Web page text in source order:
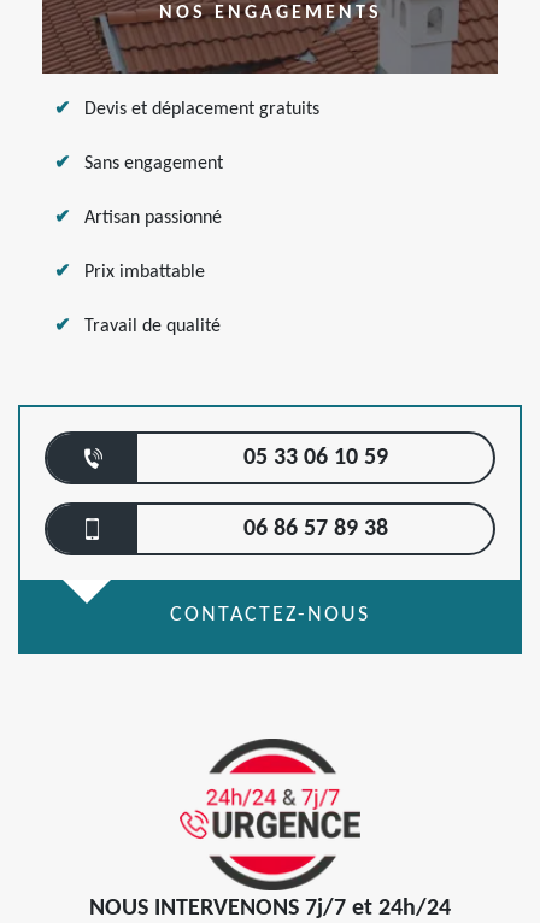
NOS ENGAGEMENTS
Devis et déplacement gratuits
Sans engagement
Artisan passionné
Prix imbattable
Travail de qualité
05 33 06 10 59
06 86 57 89 38
CONTACTEZ-NOUS
NOUS INTERVENONS 7j/7 et 24h/24